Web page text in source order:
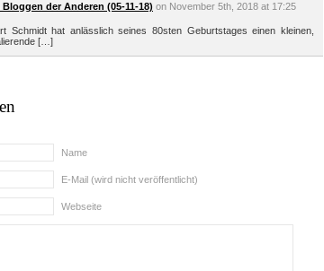
der Anderen (05-11-18) on November 5th, 2018 at 17:25
Schmidt hat anlässlich seines 80sten Geburtstages einen kleinen,
[…]
Name
E-Mail (wird nicht veröffentlicht)
Webseite